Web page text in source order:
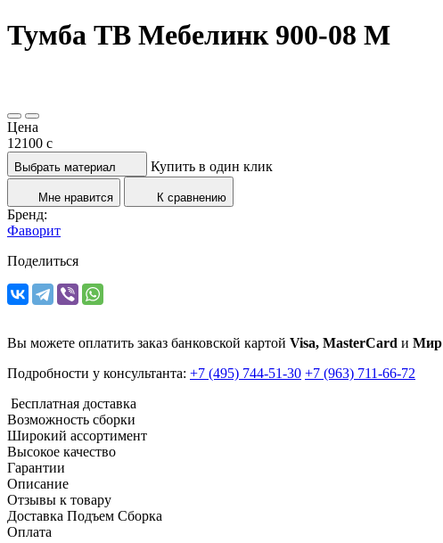
Тумба ТВ Мебелинк 900-08 М
Цена
12100 c
Выбрать материал Купить в один клик
Мне нравится К сравнению
Бренд:
Фаворит
Поделиться
Вы можете оплатить заказ банковской картой Visa, MasterCard и Мир
Подробности у консультанта: +7 (495) 744-51-30 +7 (963) 711-66-72
Бесплатная доставка
Возможность сборки
Широкий ассортимент
Высокое качество
Гарантии
Описание
Отзывы к товару
Доставка Подъем Сборка
Оплата